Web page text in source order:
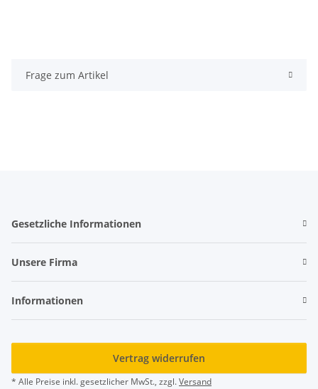
Frage zum Artikel
Gesetzliche Informationen
Unsere Firma
Informationen
Vertrag widerrufen
* Alle Preise inkl. gesetzlicher MwSt., zzgl.Versand